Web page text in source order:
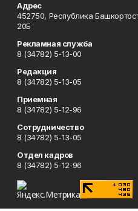
Адрес
452750, Республика
20Б
Рекламная служба
8 (34782) 5-13-00
Редакция
8 (34782) 5-13-05
Приемная
8 (34782) 5-12-96
Сотрудничество
8 (34782) 5-13-05
Отдел кадров
8 (34782) 5-12-96